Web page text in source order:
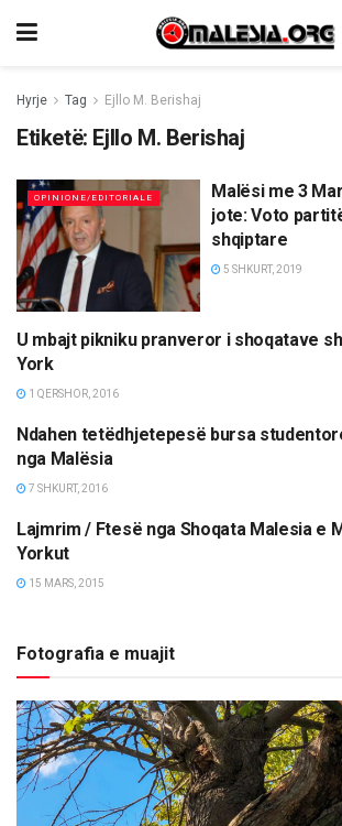
Hyrje Tag Ejllo M. Berishaj
Etiketë: Ejllo M. Berishaj
OPINIONE/EDITORIALE
Malësi me 3
jote: Voto
shqiptare
5 SHKURT, 2019
MËRGATA
U mbajt pikniku pranveror i shoqatave
York
1 QERSHOR, 2016
TË NDRYSHME
Ndahen tetëdhjetepesë bursa
nga Malësia
7 SHKURT, 2016
MËRGATA
Lajmrim / Ftesë nga Shoqata Malesia e
Yorkut
15 MARS, 2015
Fotografia e muajit